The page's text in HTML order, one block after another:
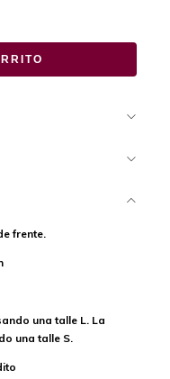
frente.
una talle L. La
una talle S.